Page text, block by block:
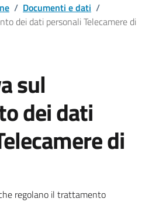
/ Documenti e dati /
dei dati personali Telecamere di
sul
dei dati
di
regolano il trattamento